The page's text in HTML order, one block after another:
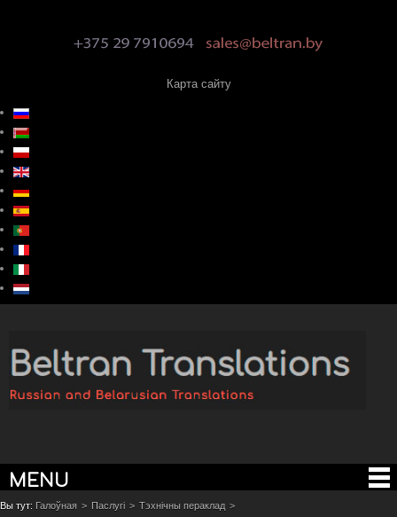
Карта сайту
MENU
Вы тут: Галоўная > Паслугі > Тэхнічны пераклад >